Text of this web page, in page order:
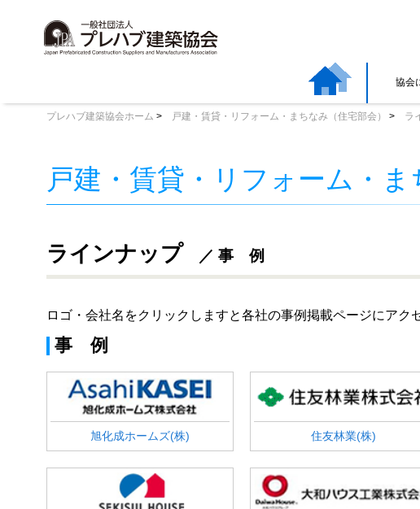
協会
プレハブ建築協会ホーム 戸建・賃貸・リフォーム・まちなみ（住宅部会） ラ
戸建・賃貸・リフォーム・ ま
ラインナップ 事 例
ロゴ・会社名をクリックしますと各社の事例掲載ページにアク
事 例
旭化成ホームズ(株) 住友林業(株)